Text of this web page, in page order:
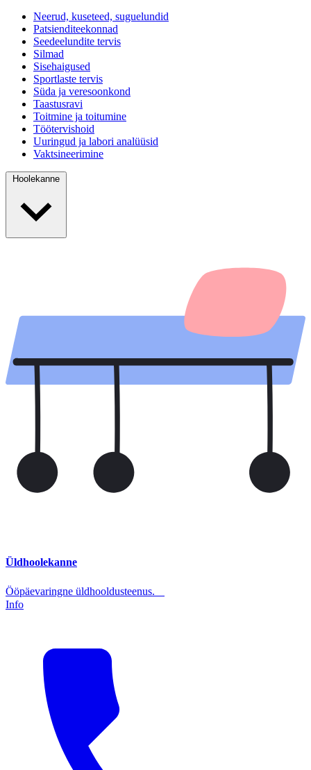
Neerud, kuseteed, suguelundid
Patsienditeekonnad
Seedeelundite tervis
Silmad
Sisehaigused
Sportlaste tervis
Süda ja veresoonkond
Taastusravi
Toitmine ja toitumine
Töötervishoid
Uuringud ja labori analüüsid
Vaktsineerimine
Hoolekanne
Üldhoolekanne
Ööpäevaringne üldhooldusteenus.
Info